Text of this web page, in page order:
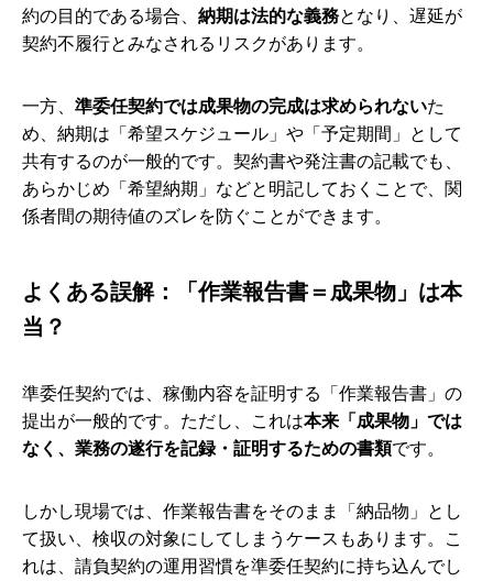
約の目的である場合、 納期は法的な義務となり、遅延が
契約不履行とみなされるリスクがあります。
一方、 準委任契約では成果物の完成は求められないた
め、納期は「希望スケジュール」や「予定期間」として
共有するのが一般的です。契約書や発注書の記載でも、
あらかじめ「希望納期」などと明記しておくことで、関
係者間の期待値のズレを防ぐことができます。
よくある誤解：「作業報告書＝成果物」は本
当？
準委任契約では、稼働内容を証明する「作業報告書」の
提出が一般的です。ただし、これは本来「成果物」では
なく、業務の遂行を記録・証明するための書類です。
しかし現場では、作業報告書をそのまま「納品物」とし
て扱い、検収の対象にしてしまうケースもあります。こ
れは、請負契約の運用習慣を準委任契約に持ち込んでし